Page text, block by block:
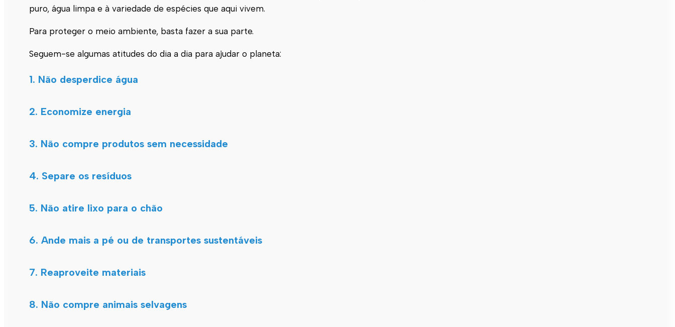
puro, água limpa e à variedade de espécies que aqui vivem.
Para proteger o meio ambiente, basta fazer a sua parte.
Seguem-se algumas atitudes do dia a dia para ajudar o planeta:
1. Não desperdice água
2. Economize energia
3. Não compre produtos sem necessidade
4. Separe os resíduos
5. Não atire lixo para o chão
6. Ande mais a pé ou de transportes sustentáveis
7. Reaproveite materiais
8. Não compre animais selvagens